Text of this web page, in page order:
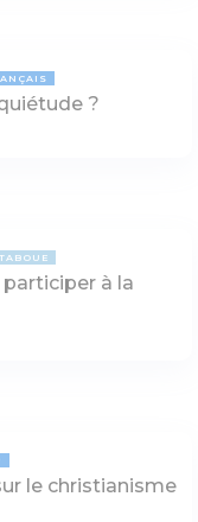
?
à la
le christianisme